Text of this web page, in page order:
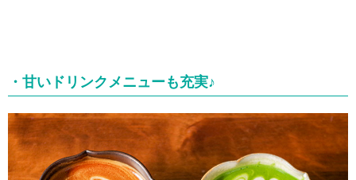
・甘いドリンクメニューも充実♪